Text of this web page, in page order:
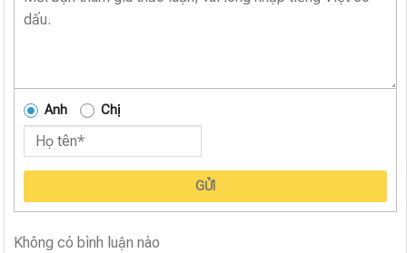
Anh Chị
GỬI
Không có bình luận nào